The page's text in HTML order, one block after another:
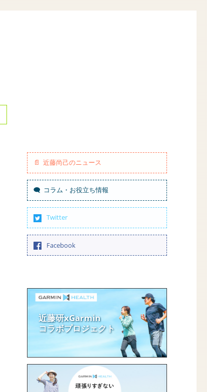
近藤尚己のニュース
コラム・お役立ち情報
Twitter
Facebook
近藤研xGarmin
コラボプロジェクト